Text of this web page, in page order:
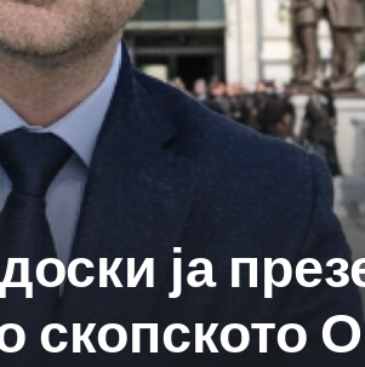
ја
скопското